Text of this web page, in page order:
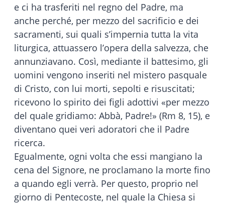
e ci ha trasferiti nel regno del Padre, ma
anche perché, per mezzo del sacrificio e dei
sacramenti, sui quali s’impernia tutta la vita
liturgica, attuassero l’opera della salvezza, che
annunziavano. Così, mediante il battesimo, gli
uomini vengono inseriti nel mistero pasquale
di Cristo, con lui morti, sepolti e risuscitati;
ricevono lo spirito dei figli adottivi «per mezzo
del quale gridiamo: Abbà, Padre!» (Rm 8, 15), e
diventano quei veri adoratori che il Padre
ricerca.
Egualmente, ogni volta che essi mangiano la
cena del Signore, ne proclamano la morte fino
a quando egli verrà. Per questo, proprio nel
giorno di Pentecoste, nel quale la Chiesa si